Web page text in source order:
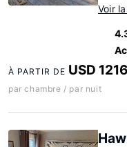
Voir
À PARTIR DE USD 1216
par chambre / par nuit